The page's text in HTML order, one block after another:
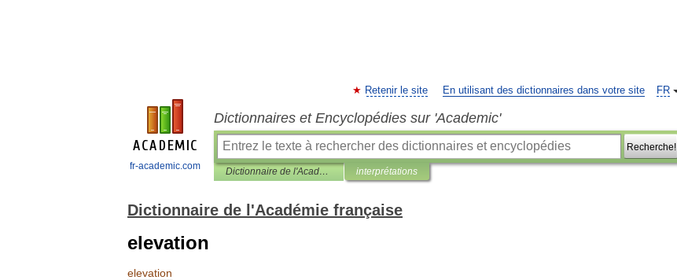
fr-academic.com
FR
Retenir le site En utilisant des dictionnaires dans votre site
Dictionnaires et Encyclopédies sur 'Academic'
Recherche!
Dictionnaire de l'Académie française interprétations
Dictionnaire de l'Académie française
elevation
elevation